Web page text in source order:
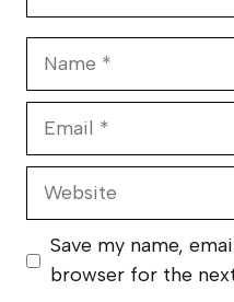
Website
Save my name,
browser for the